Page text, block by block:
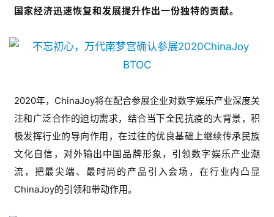
国家经济迅速恢复和发展提升作出一份独特的贡献。
2020年，ChinaJoy将在配合参展企业对数字娱乐产业深度关
注和广泛合作的迫切需求，结合当下全民抗疫的大背景，积
极发挥行业的导向作用，在过往的优良基础上继续传承民族
文化自信，对外输出中国品牌形象，引领数字娱乐产业潮
流，把最尖端、最时尚的产品引入会场，在行业内凸显
ChinaJoy的引领和带动作用。